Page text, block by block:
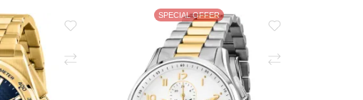
SPECIAL OFFER